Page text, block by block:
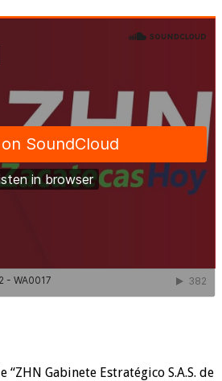
“ZHN Gabinete Estratégico S.A.S. de